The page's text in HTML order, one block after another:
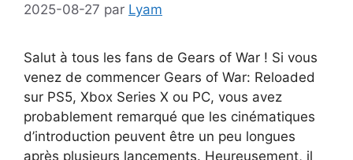
2025-08-27 par Lyam
Salut à tous les fans de Gears of War ! Si vous
venez de commencer Gears of War: Reloaded
sur PS5, Xbox Series X ou PC, vous avez
probablement remarqué que les cinématiques
d’introduction peuvent être un peu longues
après plusieurs lancements. Heureusement, il